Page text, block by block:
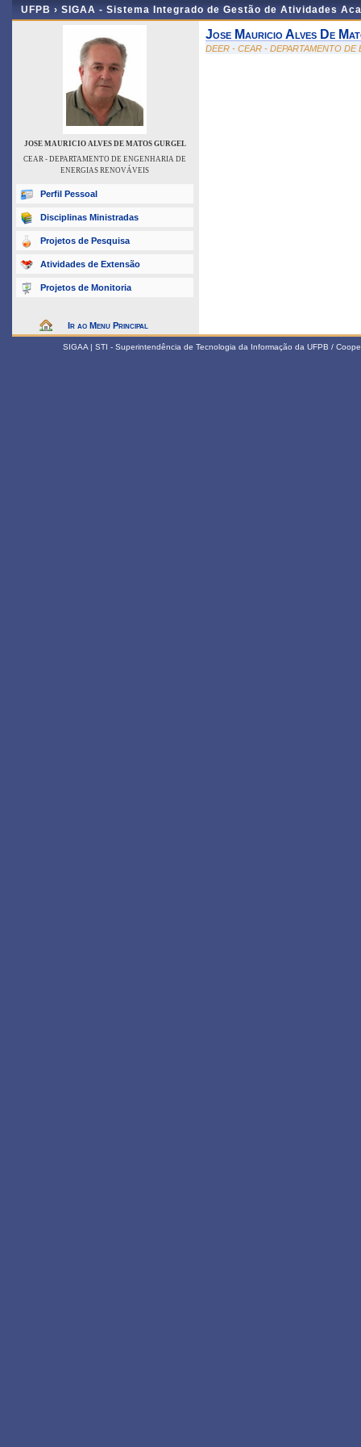
UFPB › SIGAA - Sistema Integrado de Gestão de Atividades
JOSE MAURICIO ALVES DE MATOS GURGEL
CEAR - DEPARTAMENTO DE ENGENHARIA DE
ENERGIAS RENOVÁVEIS
Perfil Pessoal
Disciplinas Ministradas
Projetos de Pesquisa
Atividades de Extensão
Projetos de Monitoria
Ir ao Menu Principal
Jose Mauricio Alves De
DEER - CEAR - DEPARTAMENTO
SIGAA | STI - Superintendência de Tecnologia da Informação da UFPB /